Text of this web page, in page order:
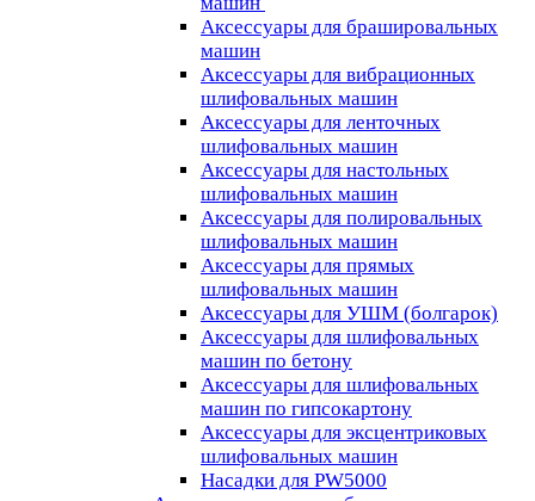
Аксессуары для брашировальных
машин
Аксессуары для вибрационных
шлифовальных машин
Аксессуары для ленточных
шлифовальных машин
Аксессуары для настольных
шлифовальных машин
Аксессуары для полировальных
шлифовальных машин
Аксессуары для прямых
шлифовальных машин
Аксессуары для УШМ (болгарок)
Аксессуары для шлифовальных
машин по бетону
Аксессуары для шлифовальных
машин по гипсокартону
Аксессуары для эксцентриковых
шлифовальных машин
Насадки для PW5000